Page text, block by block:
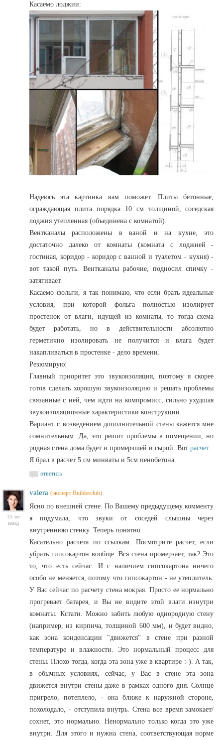
Касаемо лоджии:
Надеюсь эта картинка вам поможет. Плиты бетонные,
ограждающая плита порядка 10 см толщиной, соседская
лоджия утепленная (объединена с комнатой).
Вентканалы расположены в ваной и на кухне, это
достаточно далеко от комнаты (комната с лоджией -
гостиная, коридор - коридор с ванной и туалетом - кухня) -
вот такой путь. Вентканалы рабочие, подносил спичку -
затягивает.
Касаемо фольги, я так понимаю, что если брать идеальные
условия, при которой фольга полностью изолирует
простенок от влаги, идущей из комнаты, то тогда схема
будет работать, но в действительности абсолютно
герметично изолировать не получится и влага будет
накапливаться в простенке - дело времени.
Резюмирую:
Главный приоритет это звукоизоляция, поэтому я скорее
готов сделать хорошую звукоизоляцию и решать проблемы
связанные с ней, чем идти на компромисс, сильно ухудшая
звукоизоляционные характеристики конструкции.
Вариант с возведением дополнительной стены кажется мне
сомнительным. Да, это решит проблемы в помещении, но
родная стена дома будет и промерзшей и сырой. Вот расчет.
Я брал в расчет 5 см минваты и 5см пенобетона.
ответить
13 лет
назад
valera (эксперт Builderclub)
Ясно по внешней стене. По Вашему предыдущему комменту
я подумала, что звуки от соседей слышны через
внутреннюю стенку. Теперь понятно.
Касательно расчета по ссылкам. Посмотрите расчет, если
убрать гипсокартон вообще. Вся стена промерзает, так? Это
то, что есть сейчас. И с наличием гипсокартона ничего
особо не меняется, потому что гипсокартон - не утеплитель.
У Вас сейчас по расчету стена мокрая. Просто ее нормально
прогревает батарея, и Вы не видите этой влаги изнутри
комнаты. Кстати. Можно забить любую однородную стену
(например, из кирпича, толщиной 600 мм), и будет видно,
как зона конденсации "движется" в стене при разной
температуре и влажности. Это нормальный процесс для
стены. Плохо тогда, когда эта зона уже в квартире :-). А так,
в обычных условиях, сейчас, у Вас в стене эта зона
движется внутри стены даже в рамках одного дня. Солнце
пригрело, потеплело, - она ближе к наружной стороне,
похолодало, - отступила внутрь. Стена все время замокает/
сохнет, это нормально. Ненормально только когда это уже
внутри. Для этого и нужна стена, соответствующая норме